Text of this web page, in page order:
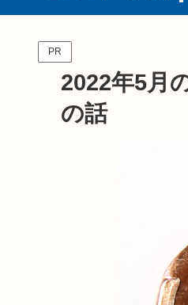
PR
2022年5月
の話